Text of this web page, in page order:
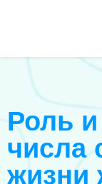
Роль
числа
жизни